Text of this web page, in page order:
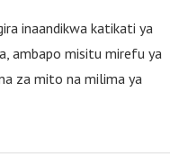
inaandikwa katikati ya
ambapo misitu mirefu ya
za mito na milima ya